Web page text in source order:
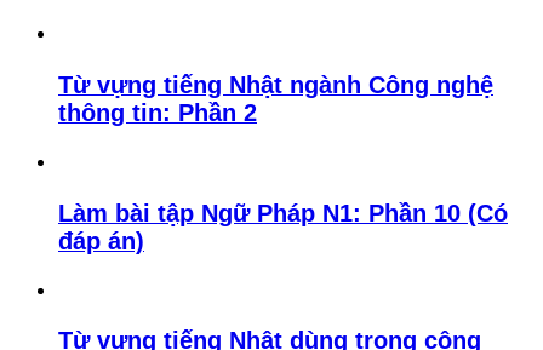
Từ vựng tiếng Nhật ngành Công nghệ
thông tin: Phần 2
Làm bài tập Ngữ Pháp N1: Phần 10 (Có
đáp án)
Từ vựng tiếng Nhật dùng trong công